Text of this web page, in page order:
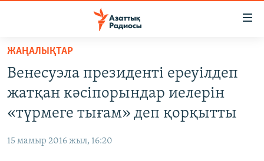
Skip
main
content
main
Navigation
АДАМ ҚҰҚЫҚТАРЫ
ЖАҢАЛЫҚТАР
Венесуэла президенті ереуілдеп
жатқан кәсіпорындар иелерін
«түрмеге тығам» деп қорқытты
15 мамыр 2016 жыл, 16:20